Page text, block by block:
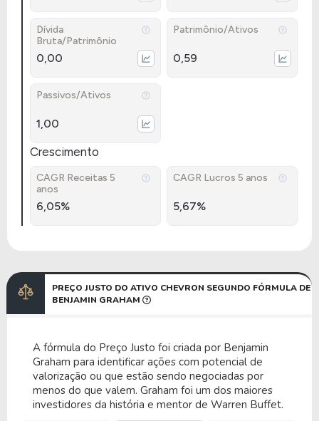
Dívida
Bruta/Patrimônio
0,00
Patrimônio/Ativos
0,59
Passivos/Ativos
1,00
Crescimento
CAGR Receitas 5
anos
6,05%
CAGR Lucros 5 anos
5,67%
PREÇO JUSTO DO ATIVO CHEVRON SEGUNDO FÓRMULA DE
BENJAMIN GRAHAM
A fórmula do Preço Justo foi criada por Benjamin
Graham para identificar ações com potencial de
valorização ou que estão sendo negociadas por
menos do que valem. Graham foi um dos maiores
investidores da história e mentor de Warren Buffet.